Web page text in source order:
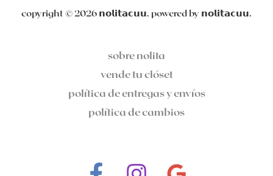
copyright © 2026 𝗻𝗼𝗹𝗶𝘁𝗮𝗰𝘂𝘂. powered by 𝗻𝗼𝗹𝗶𝘁𝗮𝗰𝘂𝘂.
sobre nolita
vende tu clóset
política de entregas y envíos
política de cambios